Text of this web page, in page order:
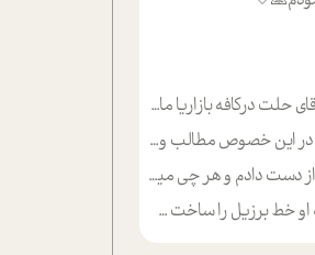
اینکه درزیر اخرصفحه گذاشته شده خب ادم خبره میره نصب میکنه میخونه ولی هرکسی گوشیش ظرفیتش نداره باتشکر
مطالب و مثال های بیشتر ی ارایه دهید
ساخت چگونه با چه چیز هایی